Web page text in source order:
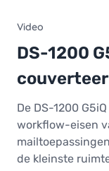
Video
DS-1200
De DS-1200
workflow-eisen
de kleinste